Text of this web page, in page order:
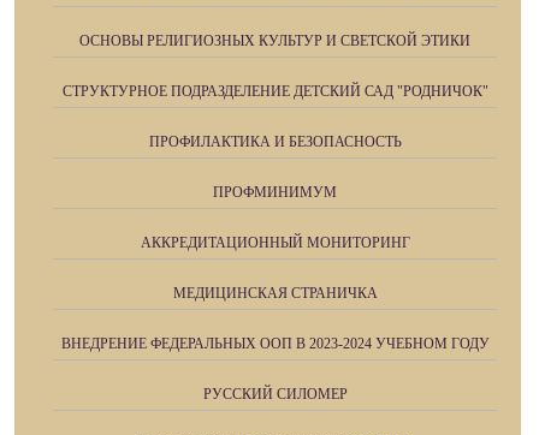
ОСНОВЫ РЕЛИГИОЗНЫХ КУЛЬТУР И СВЕТСКОЙ ЭТИКИ
СТРУКТУРНОЕ ПОДРАЗДЕЛЕНИЕ ДЕТСКИЙ САД "РОДНИЧОК"
ПРОФИЛАКТИКА И БЕЗОПАСНОСТЬ
ПРОФМИНИМУМ
АККРЕДИТАЦИОННЫЙ МОНИТОРИНГ
МЕДИЦИНСКАЯ СТРАНИЧКА
ВНЕДРЕНИЕ ФЕДЕРАЛЬНЫХ ООП В 2023-2024 УЧЕБНОМ ГОДУ
РУССКИЙ СИЛОМЕР